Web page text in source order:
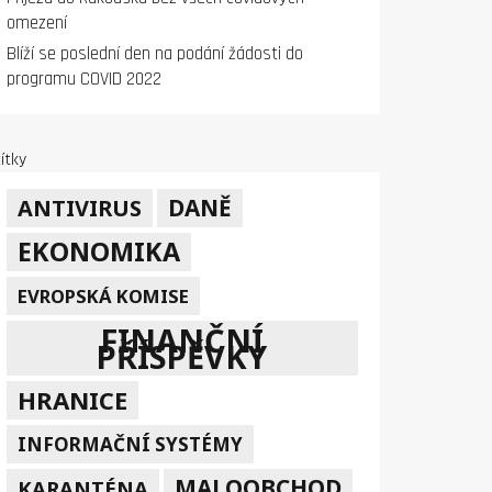
omezení
Blíží se poslední den na podání žádosti do
programu COVID 2022
ANTIVIRUS DANĚ
EKONOMIKA
EVROPSKÁ KOMISE
FINANČNÍ
PŘÍSPĚVKY
HRANICE
INFORMAČNÍ SYSTÉMY